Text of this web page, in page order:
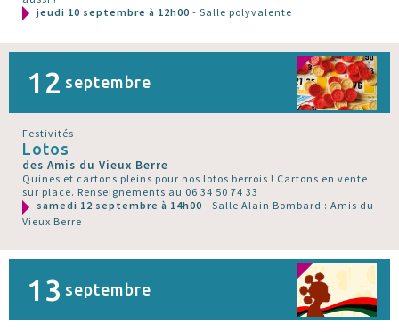
jeudi 10 septembre à 12h00 - Salle polyvalente
12 septembre
Festivités
Lotos
des Amis du Vieux Berre
Quines et cartons pleins pour nos lotos berrois ! Cartons en vente
sur place. Renseignements au 06 34 50 74 33
samedi 12 septembre à 14h00 - Salle Alain Bombard : Amis du
Vieux Berre
13 septembre